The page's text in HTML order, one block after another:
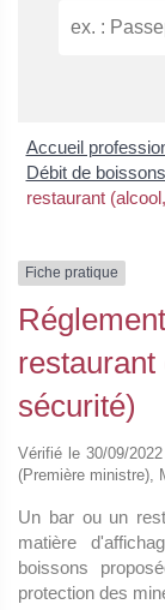
Accueil
Débit de boissons
restaurant
Fiche pratique
sécurité)
Vérifié le 30/09/
(Première ministre),
Un bar ou un
matière
boissons
protection des